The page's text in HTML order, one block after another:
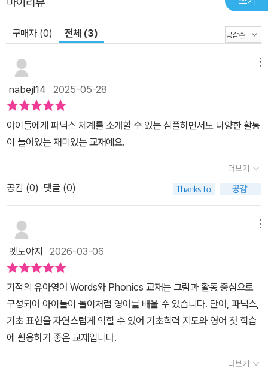
구매자 (0) 전체 (3)
nabejl14 2025-05-28
아이들에게 파닉스 체계를 소개할 수 있는 심플하면서도 다양한 활동
이 들어있는 재미있는 교재예요.
더보기
공감 (0) 댓글 (0)
멧도야지 2026-03-06
기적의 유아영어 Words와 Phonics 교재는 그림과 활동 중심으로
구성되어 아이들이 놀이처럼 영어를 배울 수 있습니다. 단어, 파닉스,
기초 표현을 자연스럽게 익힐 수 있어 기초학력 지도와 영어 첫 학습
에 활용하기 좋은 교재입니다.
더보기